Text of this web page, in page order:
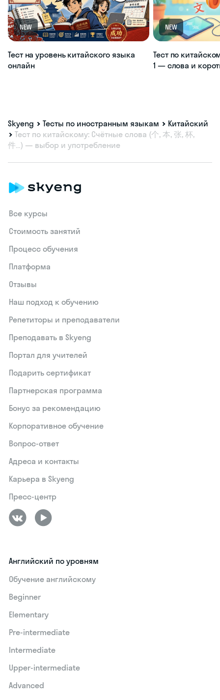
NEW
Тест на уровень китайского языка
онлайн
NEW
Тест по
1 — слова и
Skyeng Тесты по иностранным языкам
Китайский
Тест по китайскому: Счётные слова (个, 本, 张, 杯,
件…) — выбор и употребление
Все курсы
Стоимость занятий
Процесс обучения
Платформа
Отзывы
Наш подход к обучению
Репетиторы и преподаватели
Преподавать в Skyeng
Портал для учителей
Подарить сертификат
Партнерская программа
Бонус за рекомендацию
Корпоративное обучение
Вопрос-ответ
Адреса и контакты
Карьера в Skyeng
Пресс-центр
Английский по уровням
Обучение английскому
Beginner
Elementary
Pre-intermediate
Intermediate
Upper-intermediate
Advanced